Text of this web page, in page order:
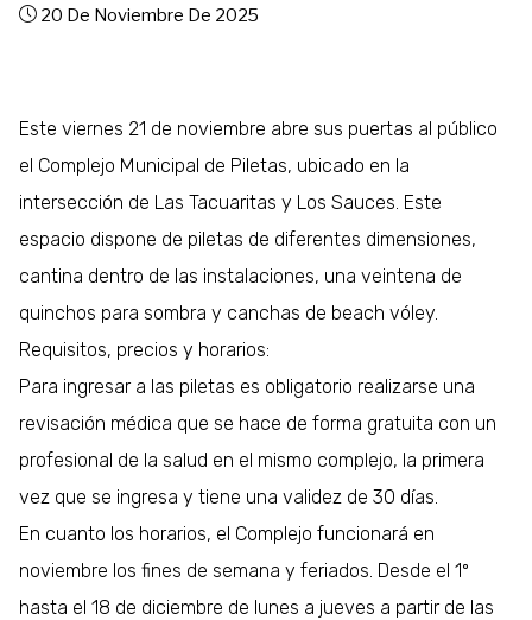
20 De Noviembre De 2025
Este viernes 21 de noviembre abre sus puertas al público
el Complejo Municipal de Piletas, ubicado en la
intersección de Las Tacuaritas y Los Sauces. Este
espacio dispone de piletas de diferentes dimensiones,
cantina dentro de las instalaciones, una veintena de
quinchos para sombra y canchas de beach vóley.
Requisitos, precios y horarios:
Para ingresar a las piletas es obligatorio realizarse una
revisación médica que se hace de forma gratuita con un
profesional de la salud en el mismo complejo, la primera
vez que se ingresa y tiene una validez de 30 días.
En cuanto los horarios, el Complejo funcionará en
noviembre los fines de semana y feriados. Desde el 1º
hasta el 18 de diciembre de lunes a jueves a partir de las